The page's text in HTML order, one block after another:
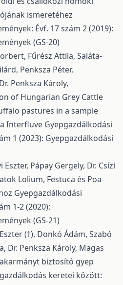
ismeretéhez
Évf. 17 szám 2 (2019):
(GS-20)
Fűrész Attila, Saláta-
Penksza Péter,
Penksza Károly,
of Hungarian Grey Cattle
pastures in a sample
Interfluve Gyepgazdálkodási
1 (2023): Gyepgazdálkodási
Pápay Gergely, Dr. Csízi
Lolium, Festuca és Poa
Gyepgazdálkodási
1-2 (2020):
(GS-21)
(†), Donkó Ádám, Szabó
Dr. Penksza Károly, Magas
biztosító gyep
keretei között: